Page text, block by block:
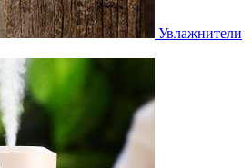
Увлажнители